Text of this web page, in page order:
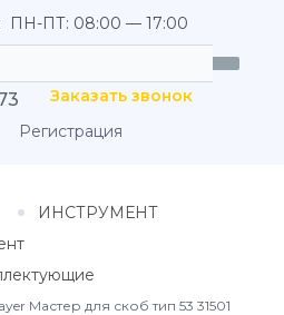
ПН-ПТ: 08:00 — 17:00
Заказать звонок
Регистрация
ИНСТРУМЕНТ
Мастер для скоб тип 53 31501